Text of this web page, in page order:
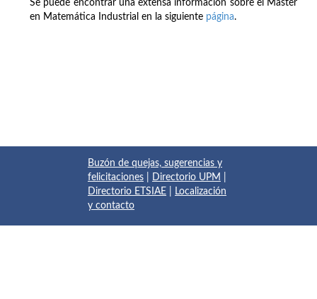
Se puede encontrar una extensa información sobre el Máster
en Matemática Industrial en la siguiente página.
Buzón de quejas, sugerencias y
felicitaciones
Directorio UPM
Directorio ETSIAE
Localización
y contacto